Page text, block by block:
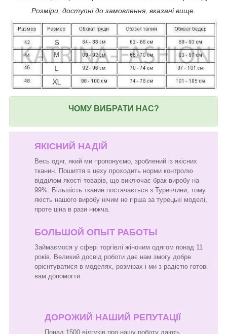
Розміри, доступні до замовлення, вказані вище.
ЧОМУ ВИБРАТИ НАС?
ЯКІСНИЙ НАДІЙ
Весь одяг, який ми пропонуємо, зроблений із якісних
тканин. Пошиття в цеху проходить норми контролю
відділом якості товарів, що виключає брак виробу на
99%. Більшість тканин постачається з Туреччини, тому
якість нашого виробу нічим не гірша за турецькі моделі,
проте ціна в рази нижча.
БОЛЬШОЙ ОПЫТ РАБОТЫ
Займаємося у сфері торгівлі жіночим одягом понад 11
років. Великий досвід роботи дає нам змогу добре
орієнтуватися в моделях, розмірах і ми з радістю готові
вам допомогти.
ДОРОЖИЙ НАШИЙ РЕПУТАЦІЇ
Понад 1500 відгуків про нашу роботу дають